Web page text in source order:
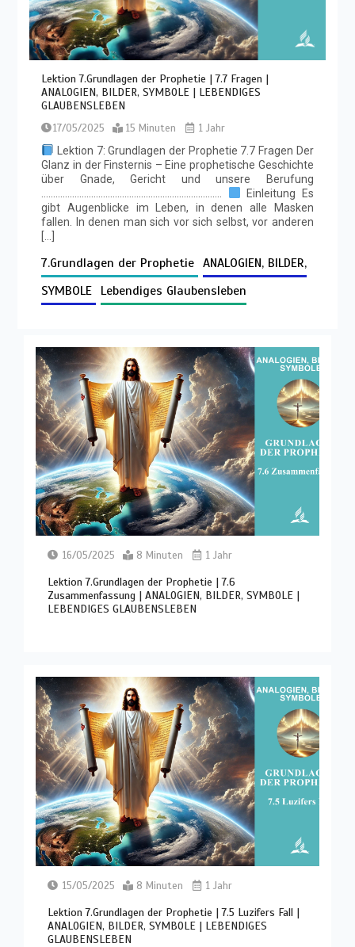
Lektion 7.Grundlagen der Prophetie | 7.7 Fragen |
ANALOGIEN, BILDER, SYMBOLE | LEBENDIGES
GLAUBENSLEBEN
17/05/2025 15 Minuten
1 Jahr
Lektion 7: Grundlagen der Prophetie 7.7 Fragen Der
Glanz in der Finsternis – Eine prophetische Geschichte
über Gnade, Gericht und unsere Berufung
Einleitung Es
gibt Augenblicke im Leben, in denen alle Masken
fallen. In denen man sich vor sich selbst, vor anderen
7.Grundlagen der Prophetie ANALOGIEN, BILDER,
SYMBOLE Lebendiges Glaubensleben
16/05/2025 8 Minuten 1 Jahr
Lektion 7.Grundlagen der Prophetie | 7.6
Zusammenfassung | ANALOGIEN, BILDER, SYMBOLE |
LEBENDIGES GLAUBENSLEBEN
15/05/2025 8 Minuten 1 Jahr
Lektion 7.Grundlagen der Prophetie | 7.5 Luzifers Fall |
ANALOGIEN, BILDER, SYMBOLE | LEBENDIGES
GLAUBENSLEBEN